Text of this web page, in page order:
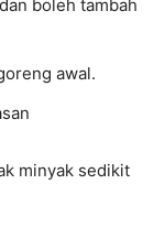
boleh tambah
awal.
minyak sedikit